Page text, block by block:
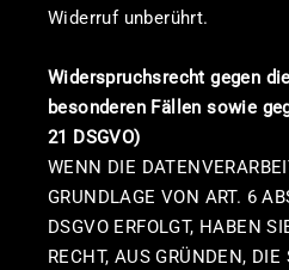
Widerruf unberührt.
Widerspruchsrecht gegen
besonderen Fällen sowie
21 DSGVO)
WENN DIE
GRUNDLAGE VON ART. 6
DSGVO ERFOLGT, HABEN
RECHT, AUS GRÜNDEN,